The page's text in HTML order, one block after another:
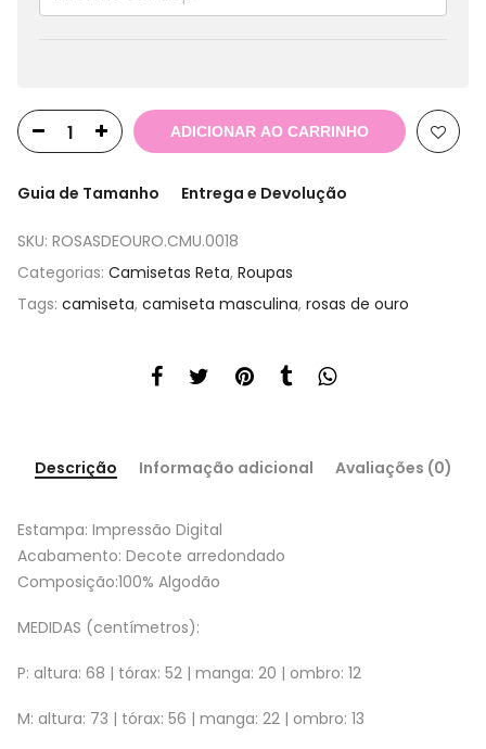
ADICIONAR AO CARRINHO
Guia de Tamanho Entrega e Devolução
SKU: ROSASDEOURO.CMU.0018
Categorias: Camisetas Reta, Roupas
Tags: camiseta, camiseta masculina, rosas de ouro
Descrição Informação adicional Avaliações (0)
Estampa: Impressão Digital
Acabamento: Decote arredondado
Composição:100% Algodão
MEDIDAS (centímetros):
P: altura: 68 | tórax: 52 | manga: 20 | ombro: 12
M: altura: 73 | tórax: 56 | manga: 22 | ombro: 13